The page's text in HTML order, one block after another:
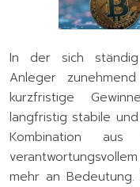
In der sich ständig
Anleger
kurzfristige
langfristig stabile
Kombination aus
mehr an